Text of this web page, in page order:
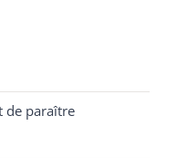
de paraître